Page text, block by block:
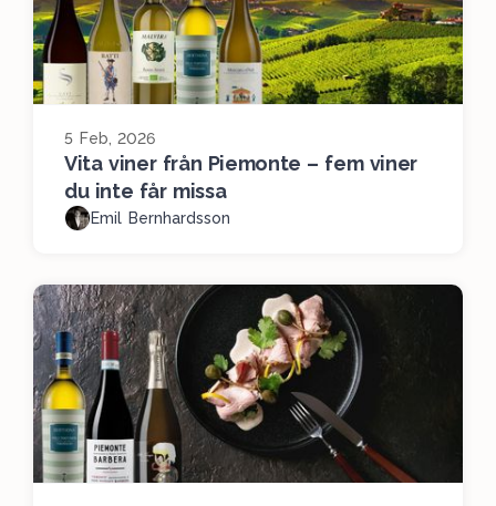
5 Feb, 2026
Vita viner från Piemonte – fem viner
du inte får missa
Emil Bernhardsson